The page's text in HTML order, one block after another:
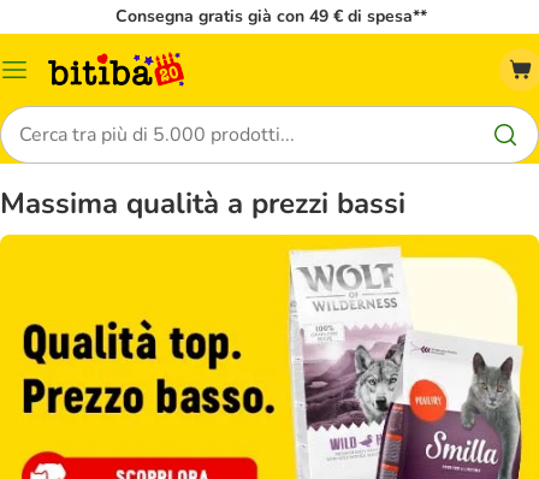
Consegna gratis già con 49 € di spesa**
Overview
Cerca
Massima qualità a prezzi bassi